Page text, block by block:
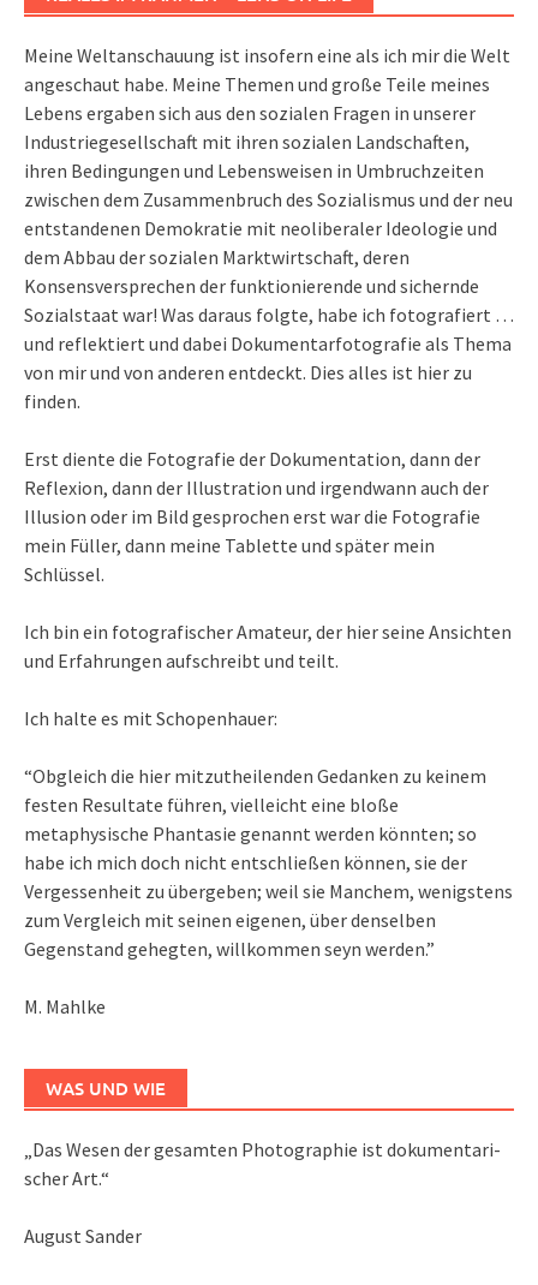
Meine Weltanschauung ist insofern eine als ich mir die Welt
angeschaut habe. Meine Themen und große Teile meines
Lebens ergaben sich aus den sozialen Fragen in unserer
Industriegesellschaft mit ihren sozialen Landschaften,
ihren Bedingungen und Lebensweisen in Umbruchzeiten
zwischen dem Zusammenbruch des Sozialismus und der neu
entstandenen Demokratie mit neoliberaler Ideologie und
dem Abbau der sozialen Marktwirtschaft, deren
Konsensversprechen der funktionierende und sichernde
Sozialstaat war! Was daraus folgte, habe ich fotografiert …
und reflektiert und dabei Dokumentarfotografie als Thema
von mir und von anderen entdeckt. Dies alles ist hier zu
finden.
Erst diente die Fotografie der Dokumentation, dann der
Reflexion, dann der Illustration und irgendwann auch der
Illusion oder im Bild gesprochen erst war die Fotografie
mein Füller, dann meine Tablette und später mein
Schlüssel.
Ich bin ein fotografischer Amateur, der hier seine Ansichten
und Erfahrungen aufschreibt und teilt.
Ich halte es mit Schopenhauer:
“Obgleich die hier mitzutheilenden Gedanken zu keinem
festen Resultate führen, vielleicht eine bloße
metaphysische Phantasie genannt werden könnten; so
habe ich mich doch nicht entschließen können, sie der
Vergessenheit zu übergeben; weil sie Manchem, wenigstens
zum Vergleich mit seinen eigenen, über denselben
Gegenstand gehegten, willkommen seyn werden.”
M. Mahlke
WAS UND WIE
„Das We­sen der ge­sam­ten Pho­to­gra­phie ist do­ku­men­ta­ri­
scher Art.“
August Sander